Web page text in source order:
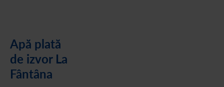
Apă plată
de izvor La
Fântâna